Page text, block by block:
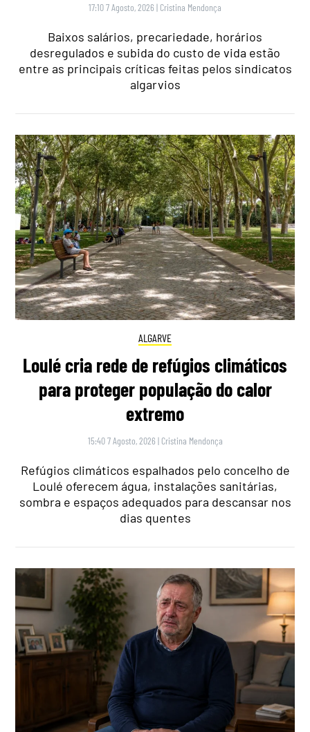
17:10 7 Agosto, 2026 | Cristina Mendonça
Baixos salários, precariedade, horários
desregulados e subida do custo de vida estão
entre as principais críticas feitas pelos sindicatos
algarvios
ALGARVE
Loulé cria rede de refúgios climáticos
para proteger população do calor
extremo
15:40 7 Agosto, 2026 | Cristina Mendonça
Refúgios climáticos espalhados pelo concelho de
Loulé oferecem água, instalações sanitárias,
sombra e espaços adequados para descansar nos
dias quentes